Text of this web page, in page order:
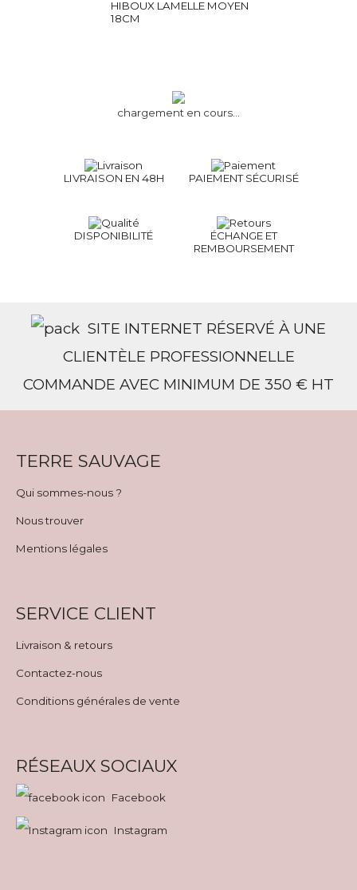
HIBOUX LAMELLE MOYEN
18CM
chargement en cours...
LIVRAISON EN 48H PAIEMENT SÉCURISÉ
DISPONIBILITÉ
ÉCHANGE ET
REMBOURSEMENT
SITE INTERNET RÉSERVÉ À UNE
CLIENTÈLE PROFESSIONNELLE
COMMANDE AVEC MINIMUM DE 350 € HT
TERRE SAUVAGE
Qui sommes-nous ?
Nous trouver
Mentions légales
SERVICE CLIENT
Livraison & retours
Contactez-nous
Conditions générales de vente
RÉSEAUX SOCIAUX
Facebook
Instagram